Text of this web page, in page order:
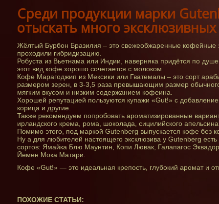
Среди продукции марки
отыскать много эксклюзивных
Жёлтый Бурбон Бразилия – это свежеобжаренные кофейные
проходили гибридизацию.
Робуста из Вьетнама или Индии, наверняка придётся по
этот вид кофе хорошо сочетается с молоком.
Кофе Марагоджип из Мексики или Гватемалы – это сорт
размером зерен, в 3-3,5 раза превышающим размер
мягким вкусом и низким содержанием кофеина.
Хорошей репутацией пользуются купажи «Gut!» с
корица и другие.
Также рекомендуем попробовать ароматизированные
ирландского крема, рома, шоколада, сицилийского
Помимо этого, под маркой Gutenberg выпускается кофе без
Ну а для любителей настоящего эксклюзива у Gutenberg
сортов: Ямайка Блю Маунтин, Копи Лювак, Галапагос
Йемен Мока Матари.
Кофе «Gut!» — это идеальная крепость, глубокий аромат и
ПОХОЖИЕ СТАТЬИ: